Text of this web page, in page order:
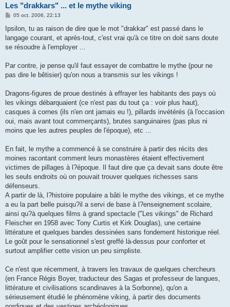
Les "drakkars" ... et le mythe viking
M
s
a
g
05 oct. 2006, 22:13
Ipsilon, tu as raison de dire que le mot "drakkar" est passé dans le
langage courant, et après-tout, c'est vrai qu'à ce titre on doit sans doute
se résoudre à l'employer ...
Par contre, je pense qu'il faut essayer de combattre le mythe (pour ne
pas dire le bêtisier) qu'on nous a transmis sur les vikings !
Dragons-figures de proue destinés à effrayer les habitants des pays où
les vikings débarquaient (ce n'est pas du tout ça : voir plus haut),
casques à cornes (ils n'en ont jamais eu !), pillards invétérés (à l'occasion
oui, mais avant tout commerçants), brutes sanguinaires (pas plus ni
moins que les autres peuples de l'époque), etc ...
En fait, le mythe a commencé à se construire à partir des récits des
moines racontant comment leurs monastères étaient effectivement
victimes de pillages à l?époque. Il faut dire que ça devait sans doute être
les seuls endroits où on pouvait trouver quelques richesses sans
défenseurs.
A partir de là, l?histoire populaire a bâti le mythe des vikings, et ce mythe
a eu la part belle puisqu?il a servi de base à l?enseignement scolaire,
ainsi qu?à quelques films à grand spectacle ("Les vikings" de Richard
Fleischer en 1958 avec Tony Curtis et Kirk Douglas), une certaine
littérature et quelques bandes dessinées sans fondement historique réel.
Le goût pour le sensationnel s'est greffé là-dessus pour conforter et
surtout amplifier cette vision un peu simpliste.
Ce n'est que récemment, à travers les travaux de quelques chercheurs
(en France Régis Boyer, traducteur des Sagas et professeur de langues,
littérature et civilisations scandinaves à la Sorbonne), qu'on a
sérieusement étudié le phénomène viking, à partir des documents